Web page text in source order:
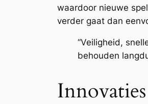
waardoor nieuwe
verder gaat dan
“Veiligheid,
behouden